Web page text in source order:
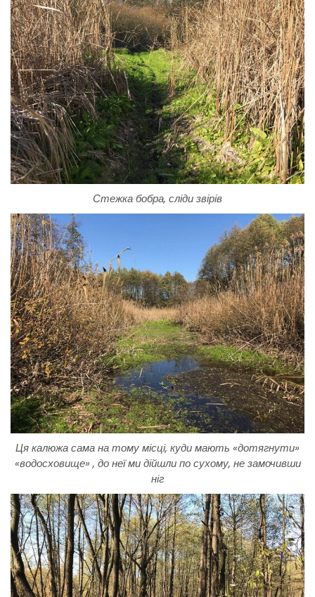
Стежка бобра, сліди звірів
Ця калюжа сама на тому місці, куди мають «дотягнути»
«водосховище» , до неї ми дійшли по сухому, не замочивши
ніг